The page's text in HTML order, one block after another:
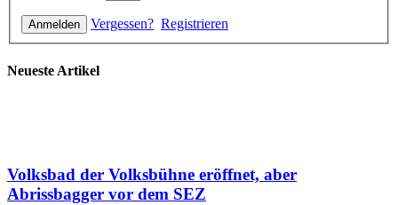
Vergessen? Registrieren
Neueste Artikel
Volksbad der Volksbühne eröffnet, aber
Abrissbagger vor dem SEZ